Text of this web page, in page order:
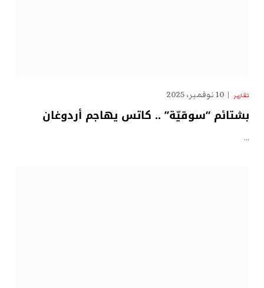
تقارير 10 نوفمبر، 2025
بشتائم “سوقيّة” .. كاتس يهاجم أردوغان
…